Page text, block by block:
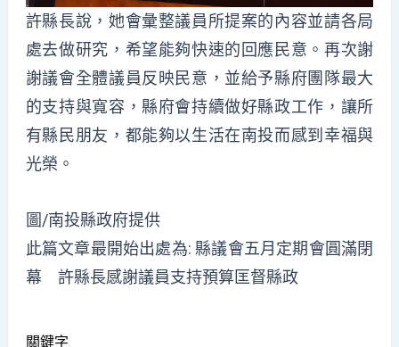
許縣長說，她會彙整議員所提案的內容並請各局
處去做研究，希望能夠快速的回應民意。再次謝
謝議會全體議員反映民意，並給予縣府團隊最大
的支持與寬容，縣府會持續做好縣政工作，讓所
有縣民朋友，都能夠以生活在南投而感到幸福與
光榮。
圖/南投縣政府提供
此篇文章最開始出處為:縣議會五月定期會圓滿閉
幕 許縣長感謝議員支持預算匡督縣政
關鍵字